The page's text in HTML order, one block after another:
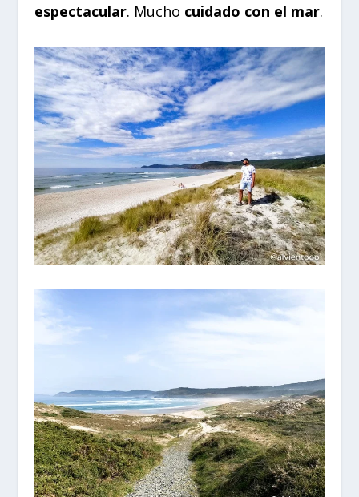
espectacular. Mucho cuidado con el mar.